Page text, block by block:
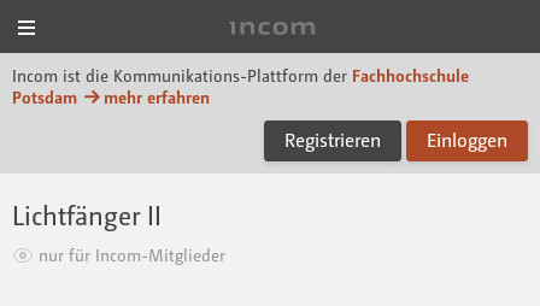
Incom ist die Kommunikations-Plattform der Fachhochschule
Potsdam
mehr erfahren
Registrieren Einloggen
Lichtfänger II
nur für Incom-Mitglieder